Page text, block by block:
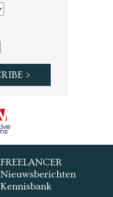
FREELANCER
Nieuwsberichten
Kennisbank